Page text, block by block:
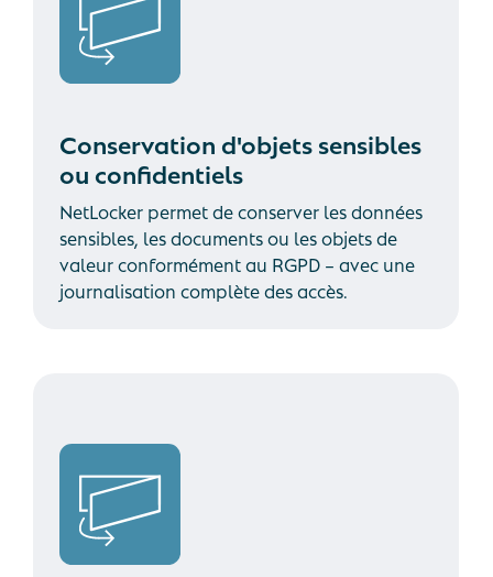
Conservation d'objets sensibles
ou confidentiels
NetLocker permet de conserver les données
sensibles, les documents ou les objets de
valeur conformément au RGPD – avec une
journalisation complète des accès.